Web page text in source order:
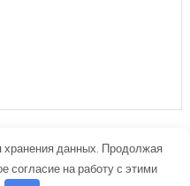
данных. Продолжая
согласие на работу с этими